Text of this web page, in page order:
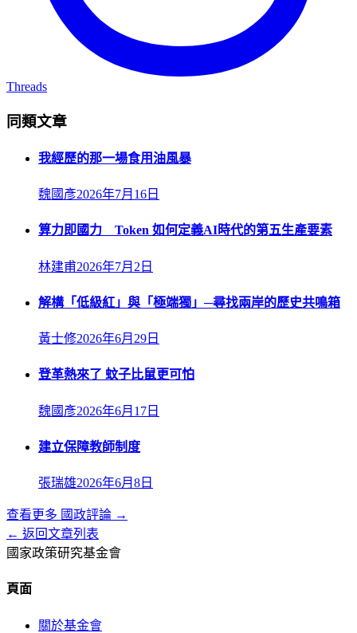
Threads
同類文章
我經歷的那一場食用油風暴
魏國彥2026年7月16日
算力即國力 Token 如何定義AI時代的第五生產要素
林建甫2026年7月2日
解構「低級紅」與「極端獨」─尋找兩岸的歷史共鳴箱
黃士修2026年6月29日
登革熱來了 蚊子比鼠更可怕
魏國彥2026年6月17日
建立保障教師制度
張瑞雄2026年6月8日
查看更多 國政評論 →
← 返回文章列表
國家政策研究基金會
頁面
關於基金會